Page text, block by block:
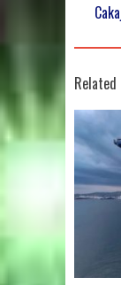
Related